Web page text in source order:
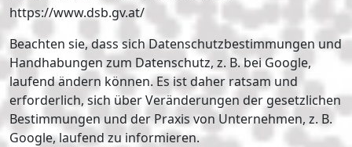
https://www.dsb.gv.at/
Beachten sie, dass sich Datenschutzbestimmungen und
Handhabungen zum Datenschutz, z. B. bei Google,
laufend ändern können. Es ist daher ratsam und
erforderlich, sich über Veränderungen der gesetzlichen
Bestimmungen und der Praxis von Unternehmen, z. B.
Google, laufend zu informieren.